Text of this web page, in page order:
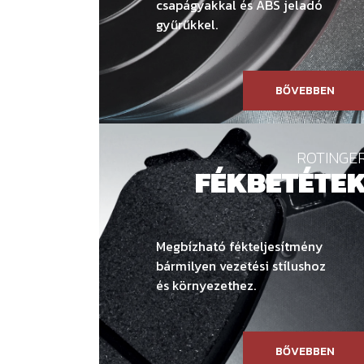
csapágyakkal és ABS jeladó
gyűrűkkel.
BŐVEBBEN
Megbízható fékteljesítmény
bármilyen vezetési stílushoz
és környezethez.
BŐVEBBEN